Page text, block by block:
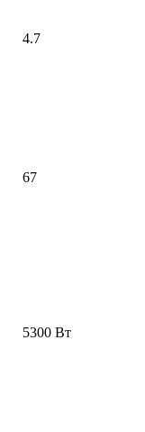
4.7
67
5300 Вт